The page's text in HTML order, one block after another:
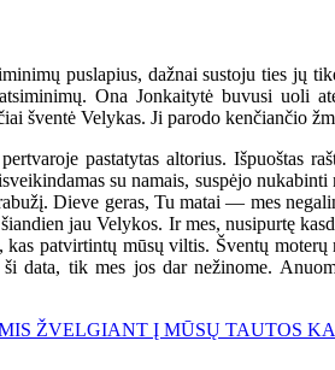
puslapius, dažnai sustoju ties jų
Ona Jonkaitytė buvusi uoli
šventė Velykas. Ji parodo kenčiančio
pastatytas altorius. Išpuoštas
su namais, suspėjo
Dieve geras, Tu matai — mes
jau Velykos. Ir mes, nusipurtę
kas patvirtintų mūsų viltis. Šventų
data, tik mes jos dar nežinome.
ŽVELGIANT Į MŪSŲ TAUTOS